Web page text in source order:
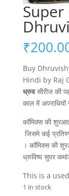
₹
Buy
Hindi by Raj
ध्रुवसीरीज की
काल में
कॉमिक्स की
जिसमे कई
। कॉमिक्स की
ध्रुविष्य सुपर
This is a
1 in stock